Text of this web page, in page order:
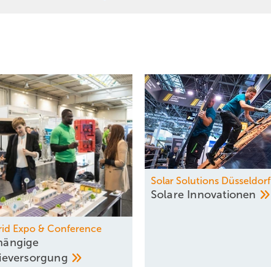
Wirtschaftlichkeit
Expo & Conference
Solar Solutions Düsseldorf
Solare Innovationen